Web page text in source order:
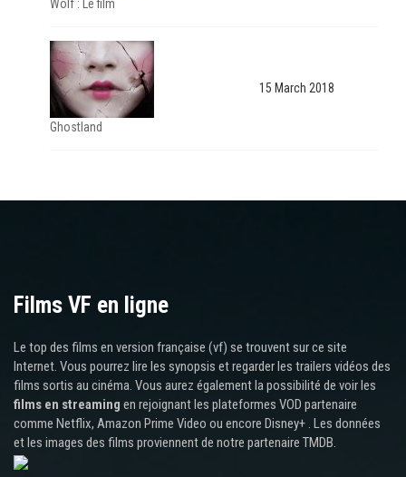
Wolf : Le film
Ghostland
15 March 2018
Films VF en ligne
Le top des films en version française (vf) se trouvent sur ce site
Internet. Vous pourrez lire les synopsis et regarder les trailers vidéos des
films sortis au cinéma. Vous aurez également la possibilité de voir les
films en streaming en rejoignant les plateformes VOD partenaire
comme Netflix, Amazon Prime Video ou encore Disney+ . Les données
et les images des films proviennent de notre partenaire TMDB.